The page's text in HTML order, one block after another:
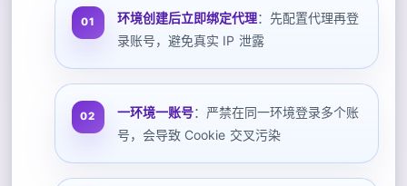
环境创建后立即绑定代理：先配置代理再登
录账号，避免真实 IP 泄露
一环境一账号：严禁在同一环境登录多个账
号，会导致 Cookie 交叉污染